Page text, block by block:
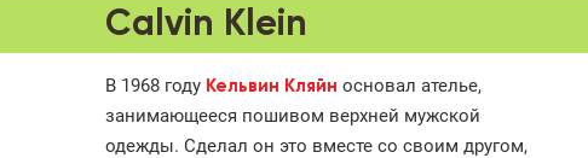
Calvin Klein
В 1968 году Кельвин Кляйн основал ателье,
занимающееся пошивом верхней мужской
одежды. Сделал он это вместе со своим другом,